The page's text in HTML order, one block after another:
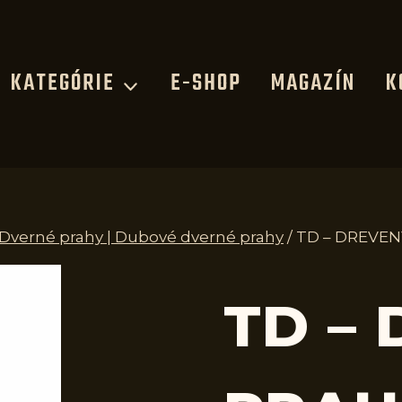
KATEGÓRIE E-SHOP MAGAZÍN
prahy | Dubové dverné prahy / TD –
TD –